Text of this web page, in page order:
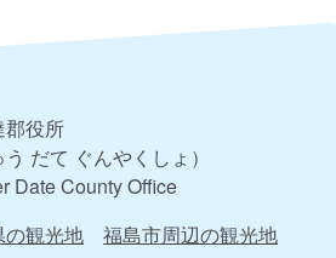
郡役所
う だて ぐんやくしょ）
Date County Office
の観光地
福島市周辺の観光地